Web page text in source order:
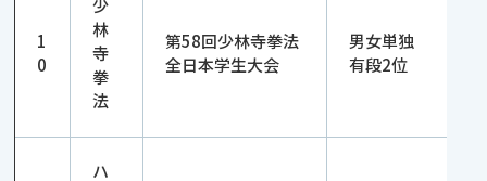
1
0
少
林
寺
拳
法
第58回少林寺拳法
全日本学生大会
男女単独
有段2位
ハ